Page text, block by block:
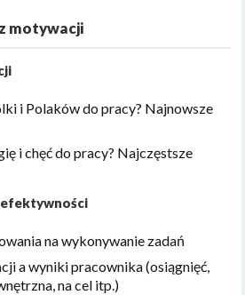
motywacji
i Polaków do pracy? Najnowsze
i chęć do pracy? Najczęstsze
efektywności
na wykonywanie zadań
a wyniki pracownika (osiągnięć,
na cel itp.)